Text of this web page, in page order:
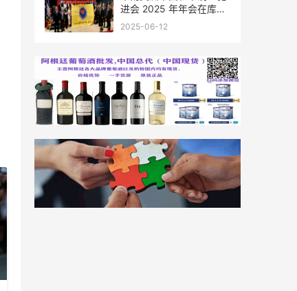
进会 2025 年年会在库拉
索圆满举行，共绘反“独”
2025-06-12